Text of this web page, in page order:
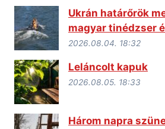
Ukrán határőrök
magyar tinédzser
2026.08.04. 18:32
Leláncolt kapuk
2026.08.05. 18:33
Három napra